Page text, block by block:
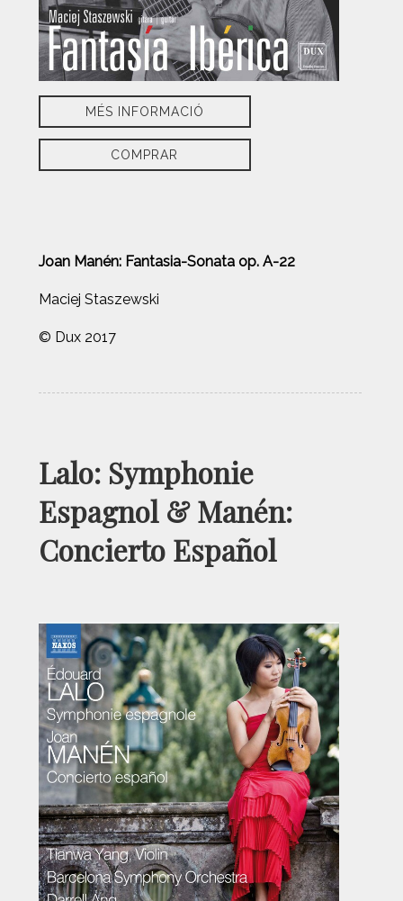
MÉS INFORMACIÓ
COMPRAR
Joan Manén: Fantasia-Sonata op. A-22
Maciej Staszewski
© Dux 2017
Lalo: Symphonie
Espagnol & Manén:
Concierto Español